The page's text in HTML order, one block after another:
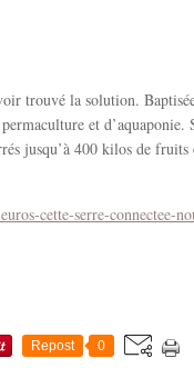
trouvé la solution.
et
jusqu’à 400 kilos de
cette-serre-connectee-
Repost 0